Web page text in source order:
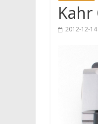
2012-12-14